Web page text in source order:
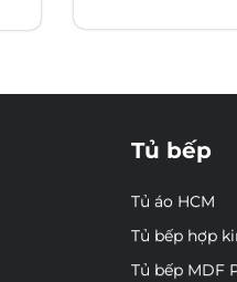
Tủ bếp
Tủ áo HCM
Tủ bếp hợp
Tủ bếp MDF